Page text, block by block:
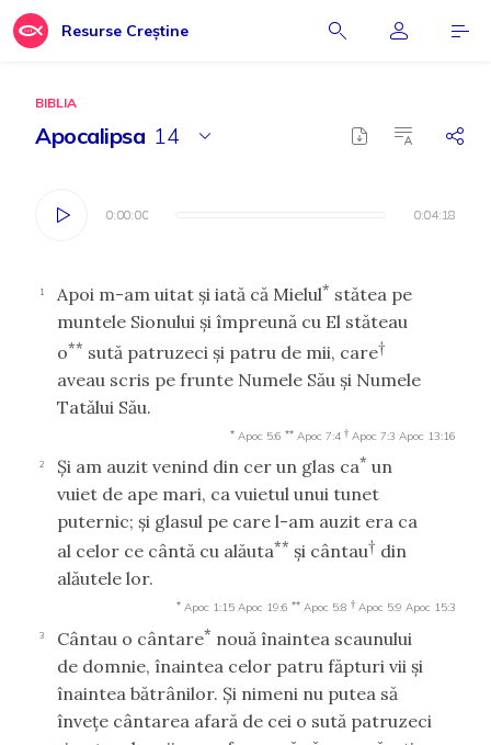
Resurse Creștine
BIBLIA
Apocalipsa 14
0:00:00 0:04:18
0:00:00 0:04:18
1 Apoi m-am uitat şi iată că Mielul* stătea pe
muntele Sionului şi împreună cu El stăteau
o** sută patruzeci şi patru de mii, care†
aveau scris pe frunte Numele Său şi Numele
Tatălui Său.
* Apoc 5:6 ** Apoc 7:4 † Apoc 7:3 Apoc 13:16
2 Şi am auzit venind din cer un glas ca* un
vuiet de ape mari, ca vuietul unui tunet
puternic; şi glasul pe care l-am auzit era ca
al celor ce cântă cu alăuta** şi cântau† din
alăutele lor.
* Apoc 1:15 Apoc 19:6 ** Apoc 5:8 † Apoc 5:9 Apoc 15:3
3 Cântau o cântare* nouă înaintea scaunului
de domnie, înaintea celor patru făpturi vii şi
înaintea bătrânilor. Şi nimeni nu putea să
înveţe cântarea afară de cei o sută patruzeci